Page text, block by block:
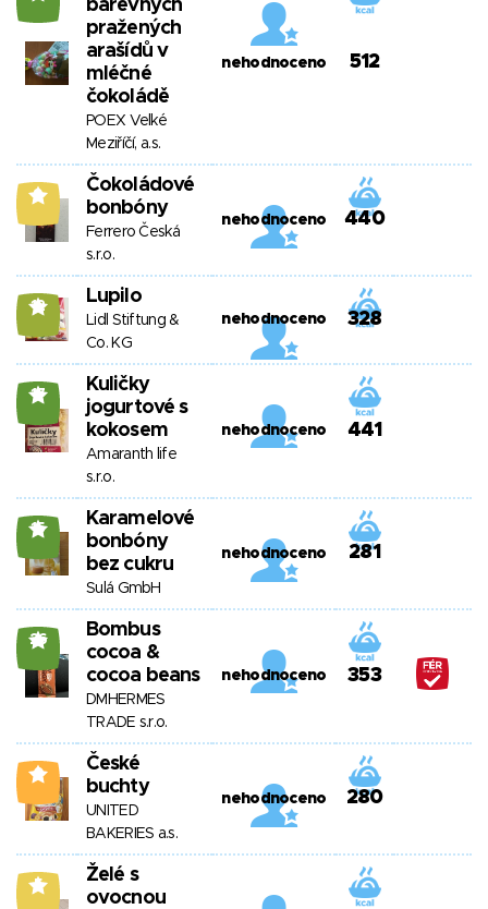
barevných
pražených
arašídů v
mléčné
čokoládě
POEX Velké
Meziříčí, a.s.
nehodnoceno 512
9
Čokoládové
bonbóny
Ferrero Česká
s.r.o.
nehodnoceno 440
12 Lupilo
Lidl Stiftung &
Co. KG
nehodnoceno 328
17
Kuličky
jogurtové s
kokosem
Amaranth life
s.r.o.
nehodnoceno 441
15
Karamelové
bonbóny
bez cukru
Sulá GmbH
nehodnoceno 281
26
Bombus
cocoa &
cocoa beans
DMHERMES
TRADE s.r.o.
nehodnoceno 353
0
České
buchty
UNITED
BAKERIES a.s.
nehodnoceno 280
5
Želé s
ovocnou